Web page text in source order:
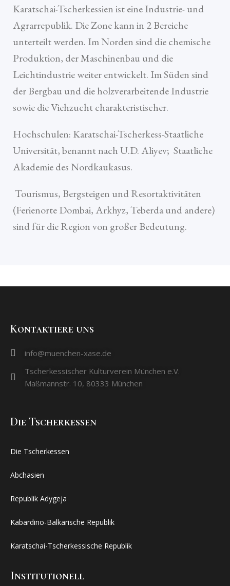
Karatschai-Tscherkessien ist eine Industrie- und
Agrarrepublik. Die Zone kann in 2 Bereiche
unterteilt werden. Im Norden sind die chemische
Produktion, der Maschinenbau und die
Leichtindustrie weiter entwickelt. Im Süden sind
der Bergbau und die holzverarbeitende Industrie
sowie die Viehzucht charakteristischer.
Hochschulen: Karatschai-Tscherkess-Staatliche
Universität, benannt nach U.D. Aliyev; Staatliche
Akademie des Nordkaukasus.
Tourismus, Bergsteigen und Resortaktivitäten
(Ferienorte Dombai, Arkhyz, Teberda und andere)
sind für die Region von großer Bedeutung.
Kontaktiere uns
info@muenchen-xase.de
Tscherkessischer Kulturverein München e.V.
Maßmannstr. 10, 80333 München
Dıe Tscherkessen
Die Tscherkessen
Abchasien
Republik Adygeja
Kabardino-Balkarische Republik
Karatschai-Tscherkessische Republik
Institutionell